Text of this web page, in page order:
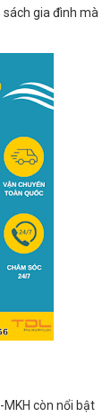
gia đình mà
MKH còn nổi bật